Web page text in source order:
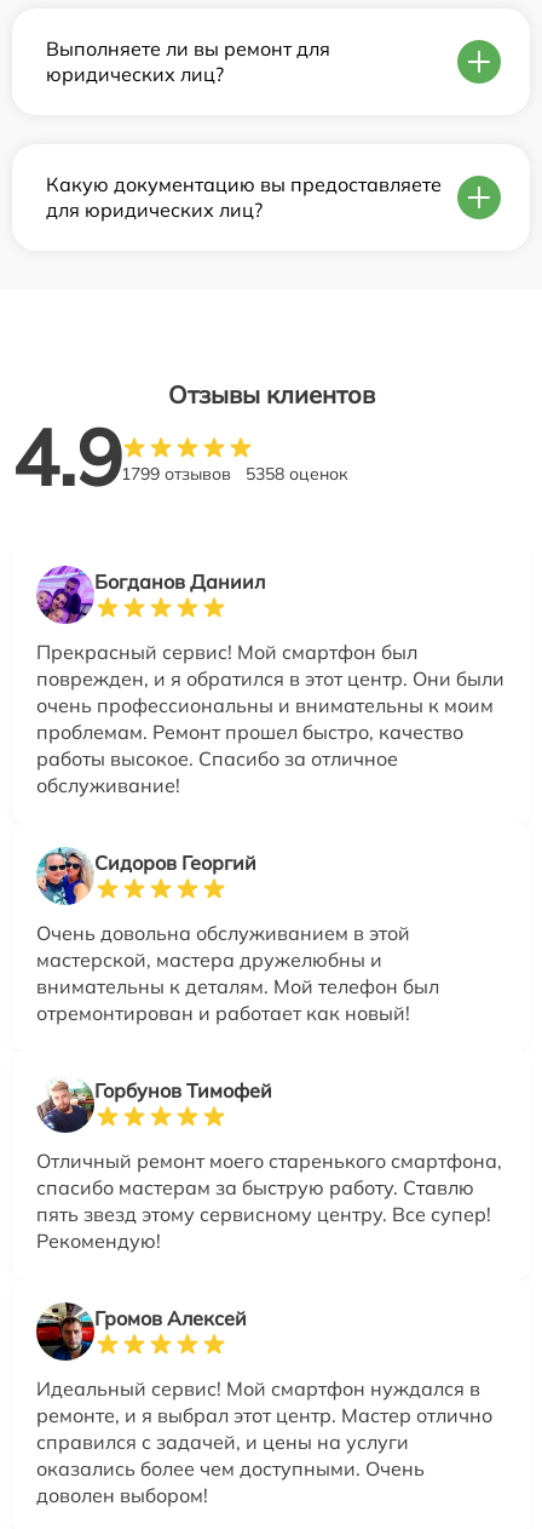
Выполняете ли вы ремонт для
юридических лиц?
Какую документацию вы предоставляете
для юридических лиц?
Отзывы клиентов
4.91799 отзывов 5358 оценок
Богданов Даниил
Прекрасный сервис! Мой смартфон был
поврежден, и я обратился в этот центр. Они были
очень профессиональны и внимательны к моим
проблемам. Ремонт прошел быстро, качество
работы высокое. Спасибо за отличное
обслуживание!
Сидоров Георгий
Очень довольна обслуживанием в этой
мастерской, мастера дружелюбны и
внимательны к деталям. Мой телефон был
отремонтирован и работает как новый!
Горбунов Тимофей
Отличный ремонт моего старенького смартфона,
спасибо мастерам за быструю работу. Ставлю
пять звезд этому сервисному центру. Все супер!
Рекомендую!
Громов Алексей
Идеальный сервис! Мой смартфон нуждался в
ремонте, и я выбрал этот центр. Мастер отлично
справился с задачей, и цены на услуги
оказались более чем доступными. Очень
доволен выбором!